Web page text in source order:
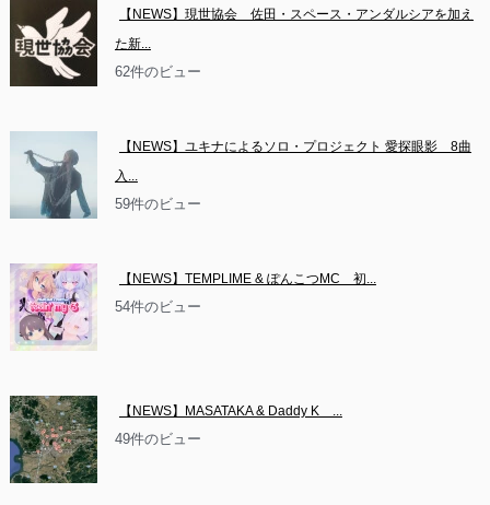
【NEWS】現世協会　佐田・スペース・アンダルシアを加え
た新...
62件のビュー
【NEWS】ユキナによるソロ・プロジェクト 愛探眼影　8曲
入...
59件のビュー
【NEWS】TEMPLIME & ぽんこつMC　初...
54件のビュー
【NEWS】MASATAKA & Daddy K　...
49件のビュー